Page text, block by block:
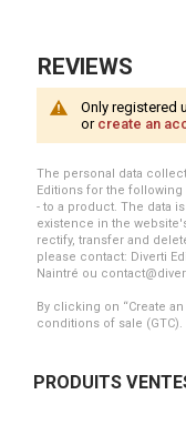
REVIEWS
Only registered
or create an
The personal data
Editions for the
- to a product. The data
existence in the
rectify, transfer and
please contact: Diverti
Naintré ou
By clicking on “Create
conditions of sale (GTC).
PRODUITS